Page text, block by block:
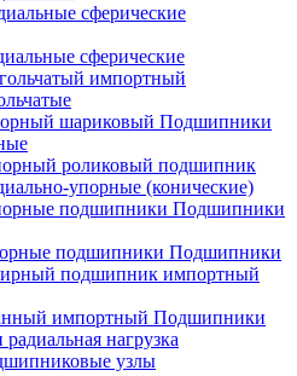
сферические
Подшипники
упорные (конические)
Подшипники
Подшипники
Подшипники
нагрузка
узлы